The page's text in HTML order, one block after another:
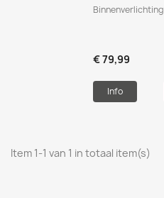
€ 79,99
Info
Item 1-1 van 1 in totaal item(s)